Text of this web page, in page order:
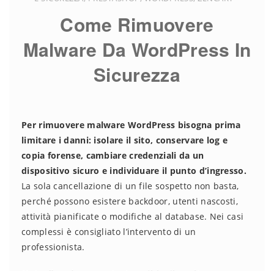
Come Rimuovere
Malware Da WordPress In
Sicurezza
Per rimuovere malware WordPress bisogna prima
limitare i danni: isolare il sito, conservare log e
copia forense, cambiare credenziali da un
dispositivo sicuro e individuare il punto d’ingresso.
La sola cancellazione di un file sospetto non basta,
perché possono esistere backdoor, utenti nascosti,
attività pianificate o modifiche al database. Nei casi
complessi è consigliato l’intervento di un
professionista.